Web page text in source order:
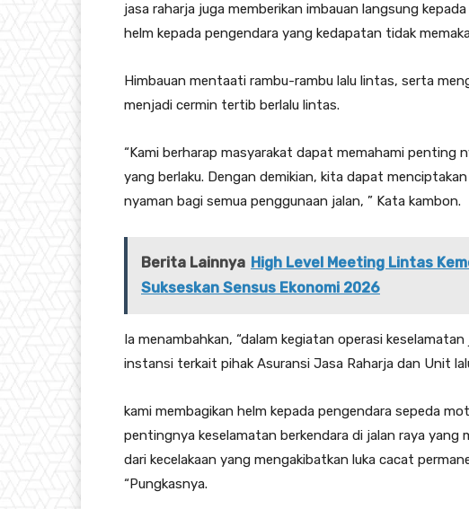
jasa raharja juga memberikan imbauan langsung
helm kepada pengendara yang kedapatan tidak
Himbauan mentaati rambu-rambu lalu lintas, serta
menjadi cermin tertib berlalu lintas.
“Kami berharap masyarakat dapat memahami penting
yang berlaku. Dengan demikian, kita dapat
nyaman bagi semua penggunaan jalan, ” Kata kambon.
Berita Lainnya High Level Meeting Lintas
Sukseskan Sensus Ekonomi 2026
Ia menambahkan, “dalam kegiatan operasi
instansi terkait pihak Asuransi Jasa Raharja dan Unit
kami membagikan helm kepada pengendara sepeda
pentingnya keselamatan berkendara di jalan raya yang
dari kecelakaan yang mengakibatkan luka cacat
“Pungkasnya.